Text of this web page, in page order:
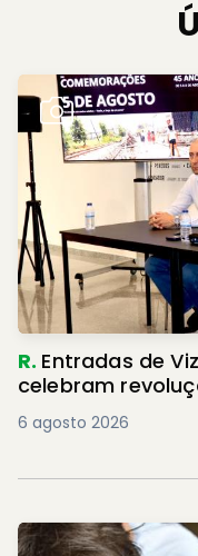
R. Entradas de
celebram
6 agosto 2026